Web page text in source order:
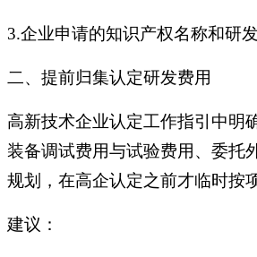
3.企业申请的知识产权名称和研
二、提前归集认定研发费用
高新技术企业认定工作指引中明
装备调试费用与试验费用、委托
规划，在高企认定之前才临时按
建议：